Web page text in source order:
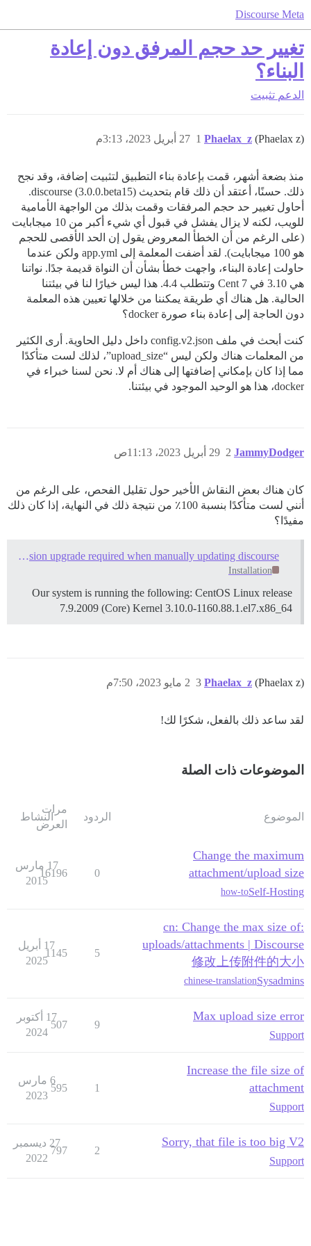
Discourse Meta
تغيير حد حجم المرفق دون إعادة
البناء؟
الدعم تثبيت
Phaelax_z (Phaelax z) 27 أبريل 2023، 3:13م 1
منذ بضعة أشهر، قمت بإعادة بناء التطبيق لتثبيت إضافة، وقد نجح
ذلك. حسنًا، أعتقد أن ذلك قام بتحديث discourse (3.0.0.beta15).
أحاول تغيير حد حجم المرفقات وقمت بذلك من الواجهة الأمامية
للويب، لكنه لا يزال يفشل في قبول أي شيء أكبر من 10 ميجابايت
(على الرغم من أن الخطأ المعروض يقول إن الحد الأقصى للحجم
هو 100 ميجابايت). لقد أضفت المعلمة إلى app.yml ولكن عندما
حاولت إعادة البناء، واجهت خطأ بشأن أن النواة قديمة جدًا. نواتنا
هي 3.10 في Cent 7 وتتطلب 4.4. هذا ليس خيارًا لنا في بيئتنا
الحالية. هل هناك أي طريقة يمكننا من خلالها تعيين هذه المعلمة
دون الحاجة إلى إعادة بناء صورة docker؟
كنت أبحث في ملف config.v2.json داخل دليل الحاوية. أرى الكثير
من المعلمات هناك ولكن ليس “upload_size”، لذلك لست متأكدًا
مما إذا كان بإمكاني إضافتها إلى هناك أم لا. نحن لسنا خبراء في
docker، هذا هو الوحيد الموجود في بيئتنا.
JammyDodger 29 أبريل 2023، 11:13ص 2
كان هناك بعض النقاش الأخير حول تقليل الفحص، على الرغم من
أنني لست متأكدًا بنسبة 100٪ من نتيجة ذلك في النهاية، إذا كان ذلك
مفيدًا؟
Kernel version upgrade required when manually updating discourse
Installation
Our system is running the following: CentOS Linux release
7.9.2009 (Core) Kernel 3.10.0-1160.88.1.el7.x86_64
Phaelax_z (Phaelax z) 2 مايو 2023، 7:50م 3
لقد ساعد ذلك بالفعل، شكرًا لك!
الموضوعات ذات الصلة
الموضوع الردود
مرات
العرض
النشاط
Change the maximum
attachment/upload size
Self-Hosting
how-to
0
16196
17 مارس
2015
:cn: Change the max size of
uploads/attachments | Discourse
修改上传附件的大小
Sysadmins
chinese-translation
5
1145
17 أبريل
2025
Max upload size error
Support
9
507
17 أكتوبر
2024
Increase the file size of
attachment
Support
1
595
6 مارس
2023
Sorry, that file is too big V2
Support
2
797
27 ديسمبر
2022